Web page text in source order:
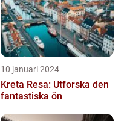
10 januari 2024
Kreta Resa: Utforska den
fantastiska ön